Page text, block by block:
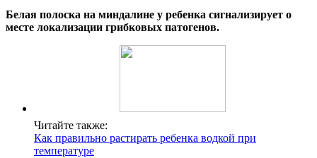
Белая полоска на миндалине у ребенка сигнализирует о
месте локализации грибковых патогенов.
Читайте также:
Как правильно растирать ребенка водкой при
температуре